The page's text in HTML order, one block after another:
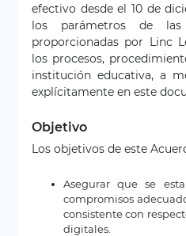
efectivo desde el 10 de
los parámetros de las
proporcionadas por Linc
los procesos,
institución educativa, a
explícitamente en este
Objetivo
Los objetivos de este
Asegurar que se
compromisos
consistente con
digitales.